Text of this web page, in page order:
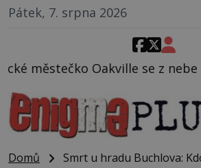
Pátek, 7. srpna 2026
se z nebe snáší podivná
Domů
Smrt u hradu Buchlova: